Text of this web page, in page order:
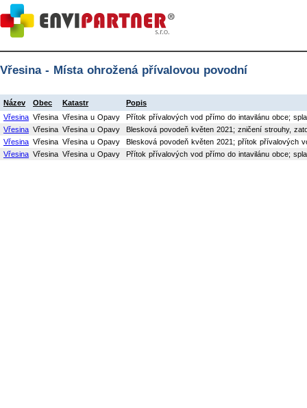
Vřesina - Místa ohrožená přívalovou povodní
Název Obec Katastr
Popis
Vřesina Vřesina Vřesina u Opavy
Přítok přívalových vod přímo do intavilánu obce;
Vřesina Vřesina Vřesina u Opavy
Blesková povodeň květen 2021; zničení strouhy,
Vřesina Vřesina Vřesina u Opavy
Blesková povodeň květen 2021; přítok přívalových
Vřesina Vřesina Vřesina u Opavy Přítok přívalových vod přímo do intavilánu obce;